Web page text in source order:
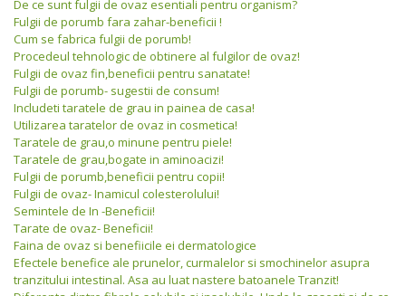
De ce sunt fulgii de ovaz esentiali pentru organism?
Fulgii de porumb fara zahar-beneficii !
Cum se fabrica fulgii de porumb!
Procedeul tehnologic de obtinere al fulgilor de ovaz!
Fulgii de ovaz fin,beneficii pentru sanatate!
Fulgii de porumb- sugestii de consum!
Includeti taratele de grau in painea de casa!
Utilizarea taratelor de ovaz in cosmetica!
Taratele de grau,o minune pentru piele!
Taratele de grau,bogate in aminoacizi!
Fulgii de porumb,beneficii pentru copii!
Fulgii de ovaz- Inamicul colesterolului!
Semintele de In -Beneficii!
Tarate de ovaz- Beneficii!
Faina de ovaz si benefiicile ei dermatologice
Efectele benefice ale prunelor, curmalelor si smochinelor asupra
tranzitului intestinal. Asa au luat nastere batoanele Tranzit!